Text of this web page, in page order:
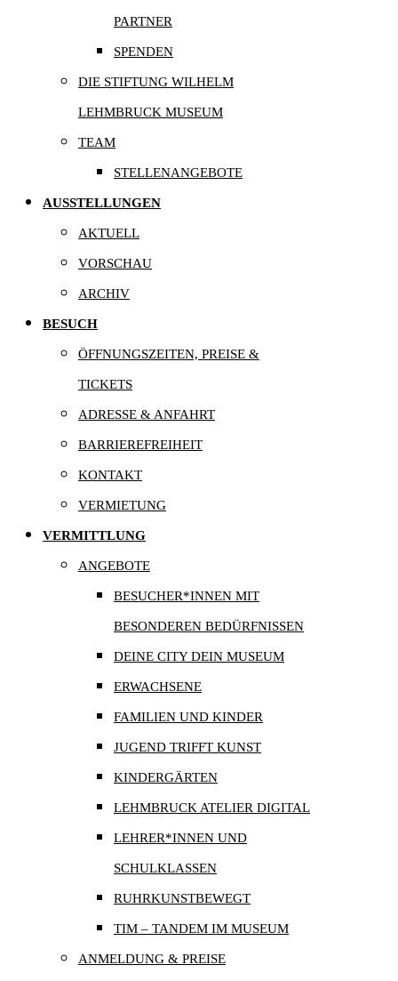
PARTNER
SPENDEN
DIE STIFTUNG WILHELM
LEHMBRUCK MUSEUM
TEAM
STELLENANGEBOTE
AUSSTELLUNGEN
AKTUELL
VORSCHAU
ARCHIV
BESUCH
ÖFFNUNGSZEITEN, PREISE &
TICKETS
ADRESSE & ANFAHRT
BARRIEREFREIHEIT
KONTAKT
VERMIETUNG
VERMITTLUNG
ANGEBOTE
BESUCHER*INNEN MIT
BESONDEREN BEDÜRFNISSEN
DEINE CITY DEIN MUSEUM
ERWACHSENE
FAMILIEN UND KINDER
JUGEND TRIFFT KUNST
KINDERGÄRTEN
LEHMBRUCK ATELIER DIGITAL
LEHRER*INNEN UND
SCHULKLASSEN
RUHRKUNSTBEWEGT
TIM – TANDEM IM MUSEUM
ANMELDUNG & PREISE